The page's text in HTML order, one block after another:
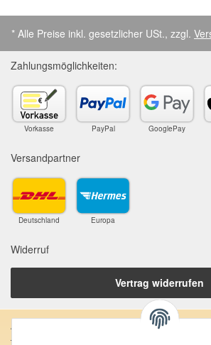
* Alle Preise inkl. gesetzlicher USt., zzgl.
Zahlungsmöglichkeiten:
Vorkasse PayPal GooglePay
Versandpartner
Deutschland Europa
Widerruf
Vertrag widerrufen
Anschrift: